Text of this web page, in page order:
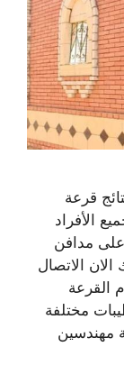
قرعة
مايو بالأسماء سبتمبر 2023 لجميع الأفراد
على مدافن
الاتصال
القرعة
تشطيبات مختلفة
مهندسين